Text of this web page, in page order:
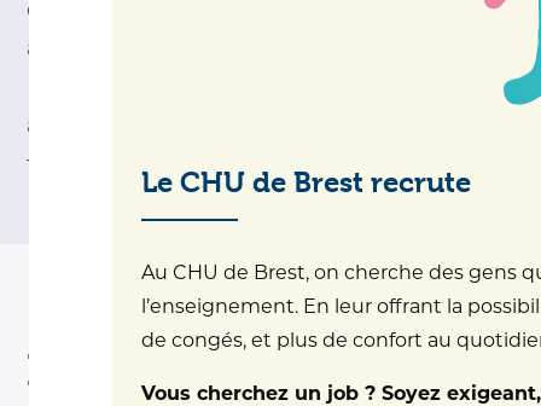
Le CHU de Brest recrute
Au CHU de Brest, on cherche des gens
l’enseignement. En leur offrant la
de congés, et plus de confort au
Vous cherchez un job ? Soyez
dans le cadre de réquisitions judiciaires,
ainsi que les examens de corps et autopsies.
aux professionnels de santé et de justice, la
formation et la prévention.
Informations pratiques